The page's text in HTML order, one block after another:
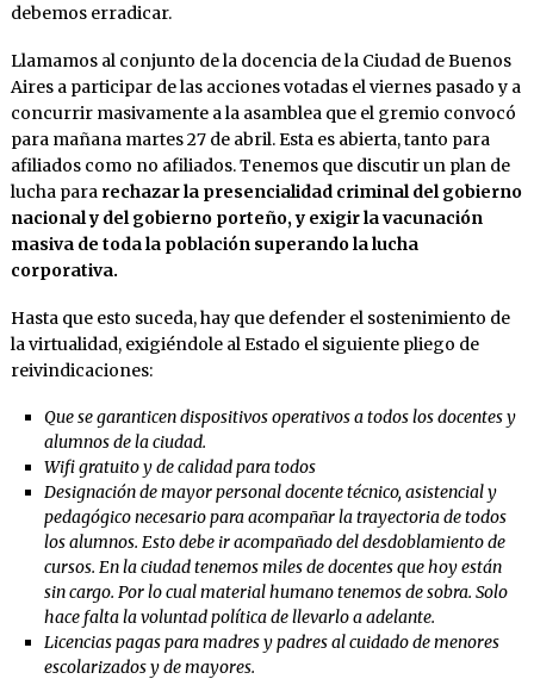
debemos erradicar.
Llamamos al conjunto de la docencia de la Ciudad de Buenos
Aires a participar de las acciones votadas el viernes pasado y a
concurrir masivamente a la asamblea que el gremio convocó
para mañana martes 27 de abril. Esta es abierta, tanto para
afiliados como no afiliados. Tenemos que discutir un plan de
lucha para rechazar la presencialidad criminal del gobierno
nacional y del gobierno porteño, y exigir la vacunación
masiva de toda la población superando la lucha
corporativa.
Hasta que esto suceda, hay que defender el sostenimiento de
la virtualidad, exigiéndole al Estado el siguiente pliego de
reivindicaciones:
Que se garanticen dispositivos operativos a todos los docentes y
alumnos de la ciudad.
Wifi gratuito y de calidad para todos
Designación de mayor personal docente técnico, asistencial y
pedagógico necesario para acompañar la trayectoria de todos
los alumnos. Esto debe ir acompañado del desdoblamiento de
cursos. En la ciudad tenemos miles de docentes que hoy están
sin cargo. Por lo cual material humano tenemos de sobra. Solo
hace falta la voluntad política de llevarlo a adelante.
Licencias pagas para madres y padres al cuidado de menores
escolarizados y de mayores.